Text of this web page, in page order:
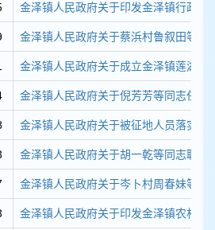
金泽镇人民政府关于印发金泽镇行政领
金泽镇人民政府关于蔡浜村鲁叙田等43
金泽镇人民政府关于成立金泽镇莲湖村
金泽镇人民政府关于倪芳芳等同志任职
金泽镇人民政府关于被征地人员落实就
金泽镇人民政府关于胡一乾等同志职务
金泽镇人民政府关于岑卜村周春妹等46
金泽镇人民政府关于印发金泽镇农村人